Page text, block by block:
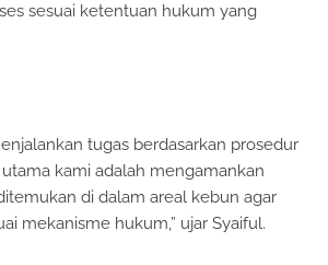
sesuai ketentuan hukum yang
tugas berdasarkan prosedur
kami adalah mengamankan
di dalam areal kebun agar
mekanisme hukum,” ujar Syaiful.